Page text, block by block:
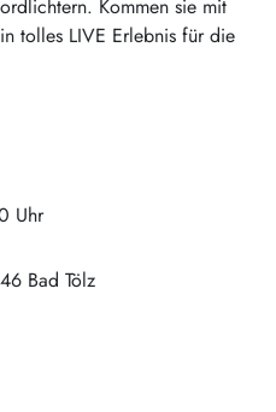
Kommen sie mit
tolles LIVE Erlebnis für die
Uhr
Bad Tölz